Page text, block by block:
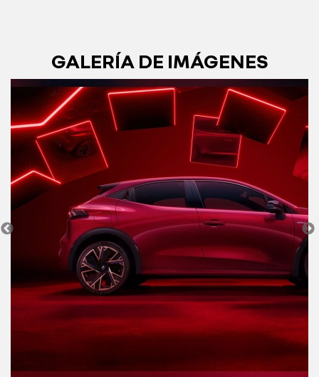
GALERÍA DE IMÁGENES